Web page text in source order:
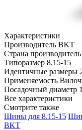
Характеристики
Производитель BKT
Страна производитель
Типоразмер 8.15-15
Идентичные размеры
Применяемость
Посадочный диаметр
Все характеристики
Смотрите также
Шины для 8.15-15
BKT